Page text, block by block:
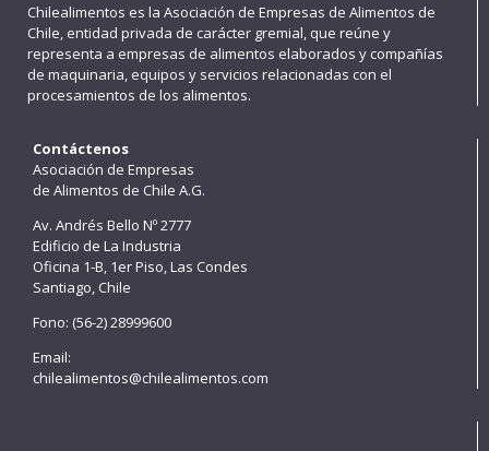
Chilealimentos es la Asociación de Empresas de Alimentos de
Chile, entidad privada de carácter gremial, que reúne y
representa a empresas de alimentos elaborados y compañías
de maquinaria, equipos y servicios relacionadas con el
procesamientos de los alimentos.
Contáctenos
Asociación de Empresas
de Alimentos de Chile A.G.
Av. Andrés Bello Nº 2777
Edificio de La Industria
Oficina 1-B, 1er Piso, Las Condes
Santiago, Chile
Fono: (56-2) 28999600
Email:
chilealimentos@chilealimentos.com